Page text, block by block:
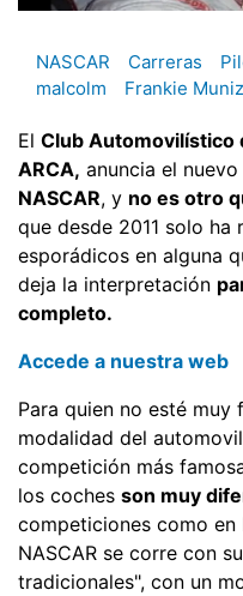
NASCAR Carreras
malcolm
Frankie Muniz
El Club Automovilístico
ARCA, anuncia el
NASCAR, y no es otro
que desde 2011 solo ha
esporádicos en alguna
deja la interpretación
completo.
Accede a nuestra web
Para quien no esté muy
modalidad del
competición más
los coches son muy
competiciones como en
NASCAR se corre con
tradicionales", con un